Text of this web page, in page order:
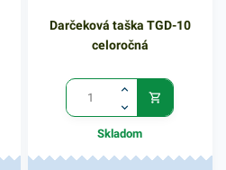
Darčeková taška TGD-10
celoročná
Skladom